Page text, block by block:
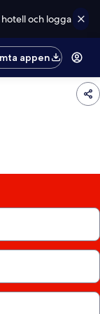
hotell och logga
appen